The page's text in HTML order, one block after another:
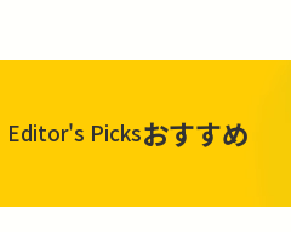
Editor's Picksおすすめ